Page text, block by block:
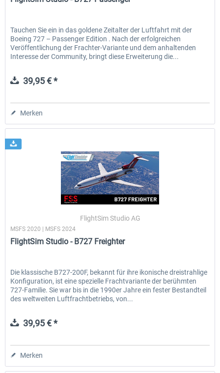
Tauchen Sie ein in das goldene Zeitalter der Luftfahrt mit der
Boeing 727 – Passenger Edition . Nach der erfolgreichen
Veröffentlichung der Frachter-Variante und dem anhaltenden
Interesse der Community, bringt diese Erweiterung die...
39,95 € *
Merken
FlightSim Studio AG
MSFS 2020 | MSFS 2024
FlightSim Studio - B727 Freighter
Die klassische B727-200F, bekannt für ihre ikonische dreistrahlige
Konfiguration, ist eine spezielle Frachtvariante der berühmten
727-Familie. Sie war bis in die 1990er Jahre ein fester Bestandteil
des weltweiten Luftfrachtbetriebs, von...
39,95 € *
Merken